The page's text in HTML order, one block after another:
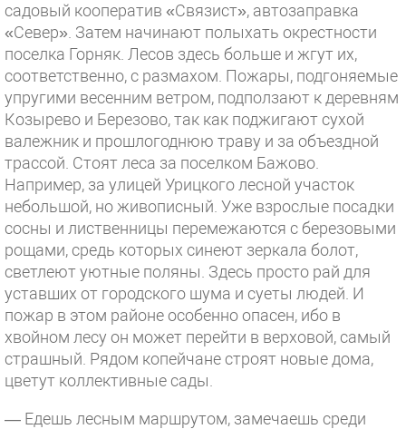
садовый кооператив «Связист», автозаправка
«Север». Затем начинают полыхать окрестности
поселка Горняк. Лесов здесь больше и жгут их,
соответственно, с размахом. Пожары, подгоняемые
упругими весенним ветром, подползают к деревням
Козырево и Березово, так как поджигают сухой
валежник и прошлогоднюю траву и за объездной
трассой. Стоят леса за поселком Бажово.
Например, за улицей Урицкого лесной участок
небольшой, но живописный. Уже взрослые посадки
сосны и лиственницы перемежаются с березовыми
рощами, средь которых синеют зеркала болот,
светлеют уютные поляны. Здесь просто рай для
уставших от городского шума и суеты людей. И
пожар в этом районе особенно опасен, ибо в
хвойном лесу он может перейти в верховой, самый
страшный. Рядом копейчане строят новые дома,
цветут коллективные сады.
— Едешь лесным маршрутом, замечаешь среди